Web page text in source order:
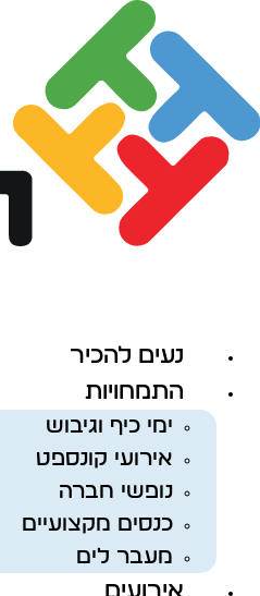
נעים להכיר
התמחויות
ימי כיף וגיבוש
אירועי קונספט
נופשי חברה
כנסים מקצועיים
מעבר לים
אירועים